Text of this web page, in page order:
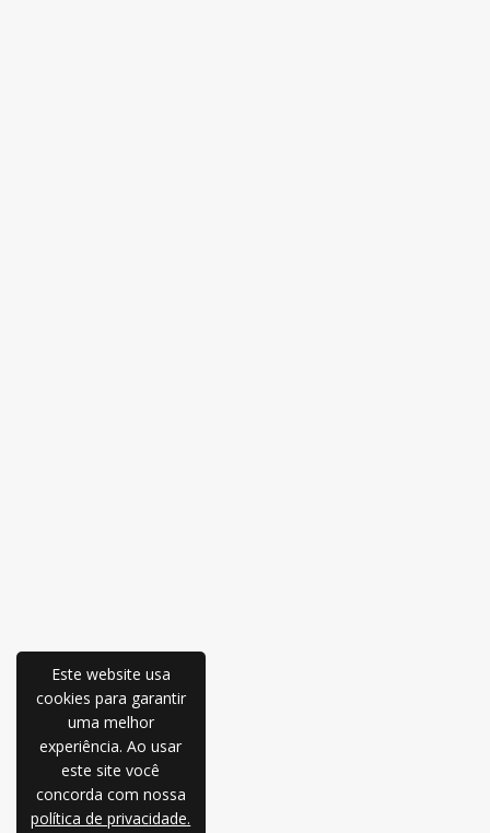
Este website usa
cookies para garantir
uma melhor
experiência. Ao usar
este site você
concorda com nossa
política de privacidade.